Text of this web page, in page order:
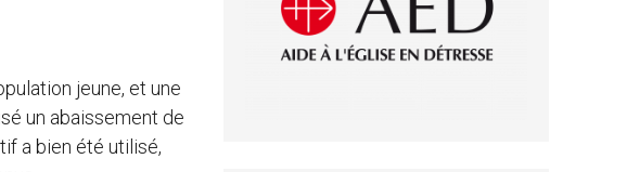
jeune, et une
un abaissement de
a bien été utilisé,